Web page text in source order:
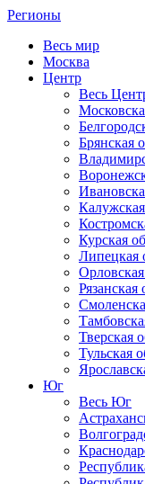
Регионы
Весь мир
Москва
Центр
Весь
Брянская
Курская
Липецкая
Рязанская
Тверская
Тульская
Юг
Весь Юг